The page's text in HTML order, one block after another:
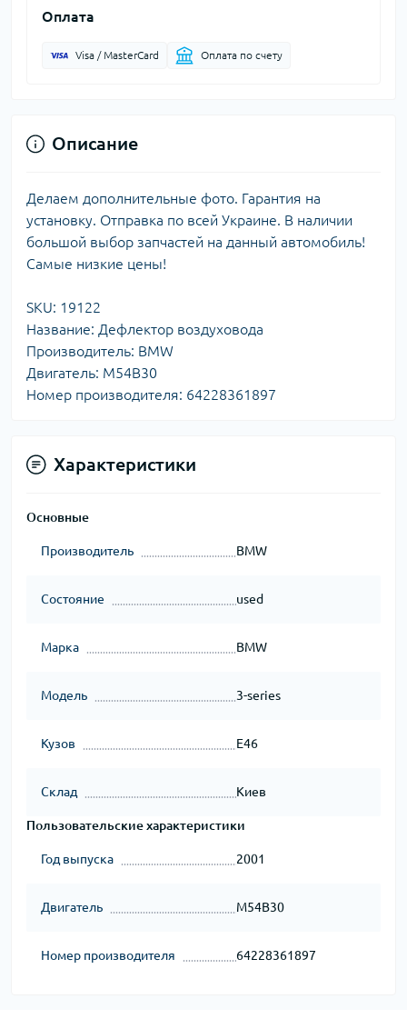
Оплата
Visa / MasterCard Оплата по счету
Описание
Делаем дополнительные фото. Гарантия на
установку. Отправка по всей Украине. В наличии
большой выбор запчастей на данный автомобиль!
Самые низкие цены!
SKU: 19122
Название: Дефлектор воздуховода
Производитель: BMW
Двигатель: M54B30
Номер производителя: 64228361897
Характеристики
Основные
Производитель BMW
Состояние used
Марка BMW
Модель 3-series
Кузов E46
Склад Киев
Пользовательские характеристики
Год выпуска 2001
Двигатель M54B30
Номер производителя 64228361897